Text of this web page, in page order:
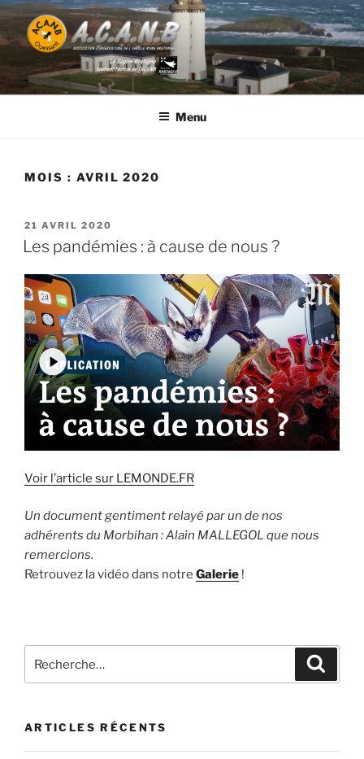
Aller
contenu
principal
ACANB
Association Conservatoire de l'Abeille Noire Bretonne
Menu
MOIS : AVRIL 2020
PUBLIÉ
LE
21 AVRIL 2020
Les pandémies : à cause de nous ?
Voir l’article sur LEMONDE.FR
Un document gentiment relayé par un de nos
adhérents du Morbihan : Alain MALLEGOL que nous
remercions.
Retrouvez la vidéo dans notre Galerie !
pour
ARTICLES RÉCENTS